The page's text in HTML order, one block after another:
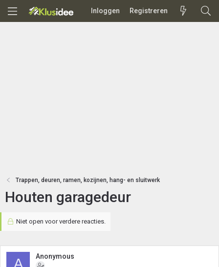
Inloggen Registreren
Trappen, deuren, ramen, kozijnen, hang- en sluitwerk
Houten garagedeur
Niet open voor verdere reacties.
A Anonymous